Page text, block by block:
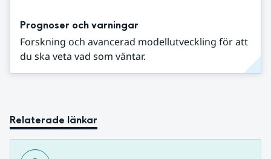
Prognoser och varningar
Forskning och avancerad modellutveckling för att
du ska veta vad som väntar.
Relaterade länkar